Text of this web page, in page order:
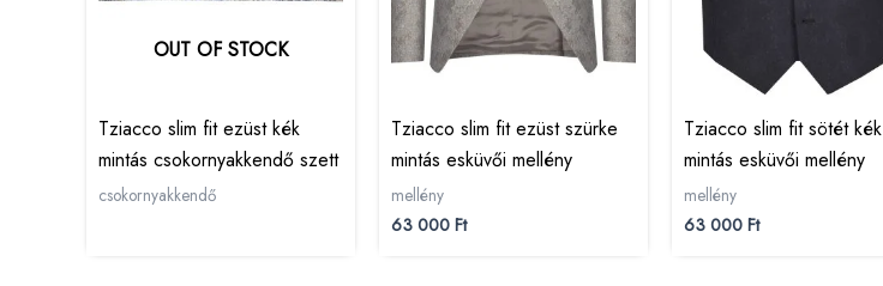
OUT OF STOCK
Tziacco slim fit ezüst kék
mintás csokornyakkendő szett
csokornyakkendő
Tziacco slim fit ezüst szürke
mintás esküvői mellény
mellény
63 000 Ft
Tziacco slim fit sötét kék
mintás esküvői mellény
mellény
63 000 Ft